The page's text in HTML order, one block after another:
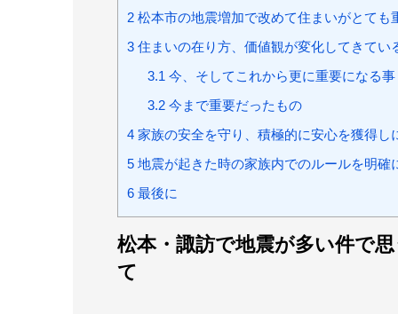
2 松本市の地震増加で改めて住まいがとても
3 住まいの在り方、価値観が変化してきてい
3.1 今、そしてこれから更に重要になる事
3.2今まで重要だったもの
4 家族の安全を守り、積極的に安心を獲得し
5 地震が起きた時の家族内でのルールを明確
6 最後に
松本・諏訪で地震が多い件で
て